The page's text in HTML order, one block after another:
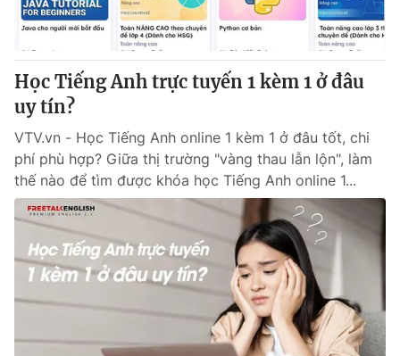
Học Tiếng Anh trực tuyến 1 kèm 1 ở đâu
uy tín?
VTV.vn - Học Tiếng Anh online 1 kèm 1 ở đâu tốt, chi
phí phù hợp? Giữa thị trường "vàng thau lẫn lộn", làm
thế nào để tìm được khóa học Tiếng Anh online 1...